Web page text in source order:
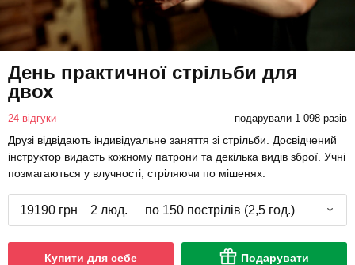
День практичної стрільби для
двох
24 відгуки подарували 1 098 разів
Друзі відвідають індивідуальне заняття зі стрільби. Досвідчений
інструктор видасть кожному патрони та декілька видів зброї. Учні
позмагаються у влучності, стріляючи по мішенях.
19190 грн 2 люд. по 150 пострілів (2,5 год.)
Купити для себе Подарувати